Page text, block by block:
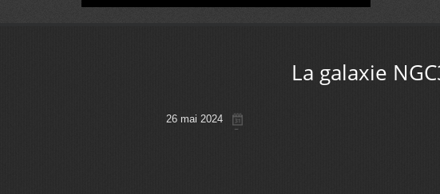
26 mai 2024
La galaxie